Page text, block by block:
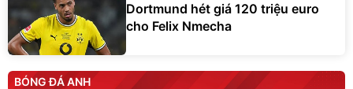
Dortmund hét giá 120 triệu euro
cho Felix Nmecha
BÓNG ĐÁ ANH